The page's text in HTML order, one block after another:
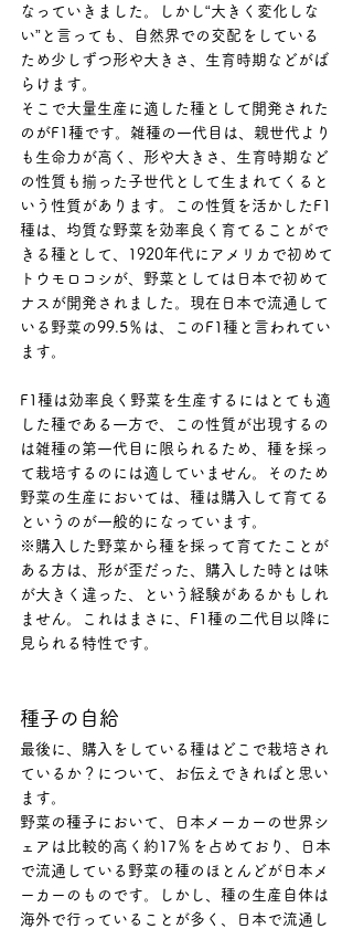
なっていきました。しかし“大きく変化しな
い”と言っても、自然界での交配をしている
ため少しずつ形や大きさ、生育時期などがば
らけます。
そこで大量生産に適した種として開発された
のがF1種です。雑種の一代目は、親世代より
も生命力が高く、形や大きさ、生育時期など
の性質も揃った子世代として生まれてくると
いう性質があります。この性質を活かしたF1
種は、均質な野菜を効率良く育てることがで
きる種として、1920年代にアメリカで初めて
トウモロコシが、野菜としては日本で初めて
ナスが開発されました。現在日本で流通して
いる野菜の99.5％は、このF1種と言われてい
ます。
F1種は効率良く野菜を生産するにはとても適
した種である一方で、この性質が出現するの
は雑種の第一代目に限られるため、種を採っ
て栽培するのには適していません。そのため
野菜の生産においては、種は購入して育てる
というのが一般的になっています。
※購入した野菜から種を採って育てたことが
ある方は、形が歪だった、購入した時とは味
が大きく違った、という経験があるかもしれ
ません。これはまさに、F1種の二代目以降に
見られる特性です。
種子の自給
最後に、購入をしている種はどこで栽培され
ているか？について、お伝えできればと思い
ます。
野菜の種子において、日本メーカーの世界シ
ェアは比較的高く約17％を占めており、日本
で流通している野菜の種のほとんどが日本メ
ーカーのものです。しかし、種の生産自体は
海外で行っていることが多く、日本で流通し